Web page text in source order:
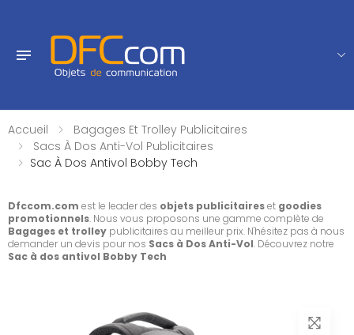
Accueil
Bagages Et Trolley Publicitaires
Sacs À Dos Anti-Vol Publicitaires
Sac À Dos Antivol Bobby Tech
Dfccom.com est le leader des objets publicitaireset goodies
promotionnels. Nous vous proposons une gamme complète de
Bagages et trolley publicitaires au meilleur prix. N'hésitez pas à nous
demander un devis pour nos Sacs à Dos Anti-Vol. Découvrez notre
Sac à dos antivol Bobby Tech